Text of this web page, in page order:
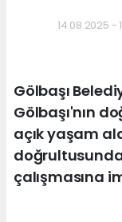
14.08.2025 -
Gölbaşı
Gölbaşı'nın
açık yaşam
çalışmasına